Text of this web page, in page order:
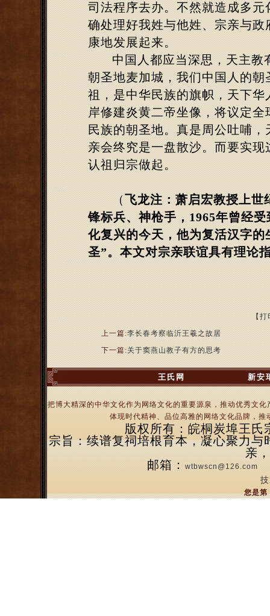
司法程序去办。不然就造成多
确处理好我姓与他姓、宗亲与
康地发展起来。
中国人都应当深思，天主教
朝圣地麦加城，我们中国人的
祖，是中华民族的旗帜，天下
岸修建炎黄二帝坐像，将议定
民族的朝圣地。真是周公吐哺
亲会终究是一盘散沙。而要实
认祖归宗做起。
（飞龙注：萧启宏教授上世
锋标兵、神枪手，1965年曾经
化复兴的今天，他为复活汉字
圣”。本文对宗亲联谊具有理论
【打
上一篇:李长春考察临沂王羲之故居
下一篇:关于窦燕山教子有方的思考
王氏网 新安
把博大精深的中华文化作为网络文化的重要源泉，推动优秀文
体现时代精神、品位高雅的网络文化品牌，
版权所有：皖桐炭埠王氏
宗旨：续谱复祠培根育本，凝心聚力
亲
邮箱：wtbwscn@126.com
您是第